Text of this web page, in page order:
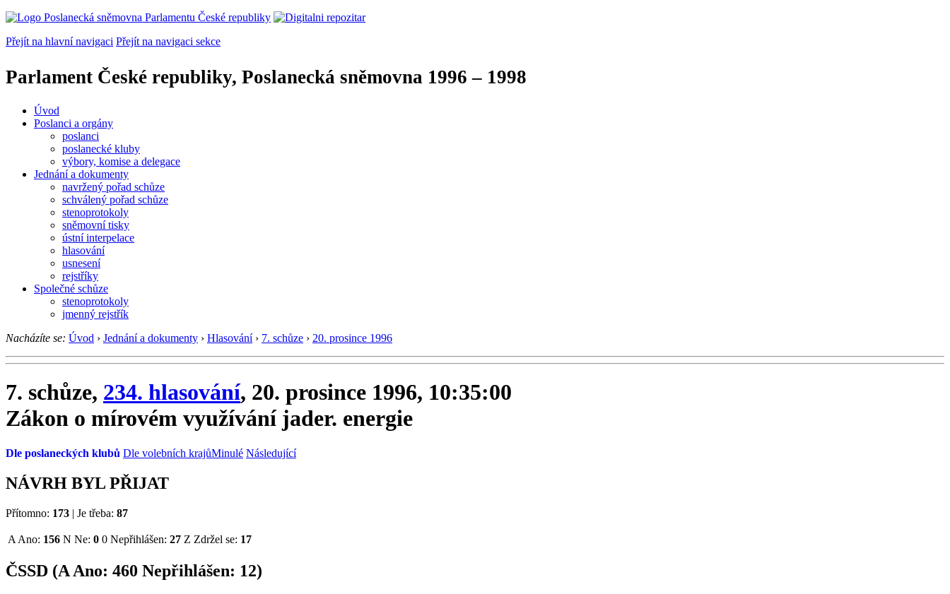
Přejít na hlavní navigaci Přejít na navigaci sekce
Parlament České republiky, Poslanecká sněmovna 1996 – 1998
Úvod
Poslanci a orgány
poslanci
poslanecké kluby
výbory, komise a delegace
Jednání a dokumenty
navržený pořad schůze
schválený pořad schůze
stenoprotokoly
sněmovní tisky
ústní interpelace
hlasování
usnesení
rejstříky
Společné schůze
stenoprotokoly
jmenný rejstřík
Nacházíte se: Úvod › Jednání a dokumenty › Hlasování › 7. schůze › 20. prosince 1996
7. schůze, 234. hlasování, 20. prosince 1996, 10:35:00
Zákon o mírovém využívání jader. energie
Dle poslaneckých klubů Dle volebních krajůMinulé Následující
NÁVRH BYL PŘIJAT
Přítomno: 173 | Je třeba: 87
A Ano: 156 N Ne: 0 0 Nepřihlášen: 27 Z Zdržel se: 17
ČSSD (AAno: 460 Nepřihlášen: 12)